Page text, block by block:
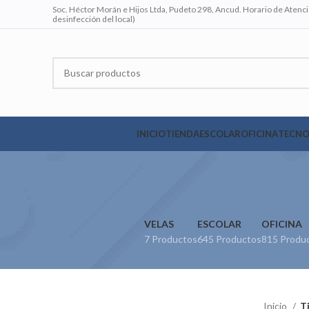
Soc. Héctor Morán e Hijos Ltda, Pudeto 298, Ancud. Horario de
desinfección del local)
INICIOTIENDAESCOLAROFICINA
VELAS
7 Productos
ESCOLAR
645 Productos
OFICINA
815
Inicio